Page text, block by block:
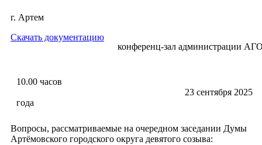
г. Артем
конференц-зал администрации
Скачать документацию
10.00
23 сентября 2025
года
Вопросы, рассматриваемые на очередном заседании Думы
Артёмовского городского округа девятого созыва: